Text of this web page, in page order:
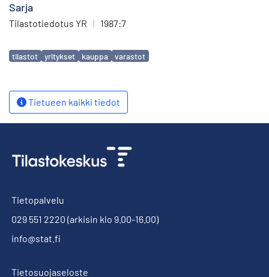
Sarja
Tilastotiedotus YR | 1987:7
Avainsanat
tilastot yritykset kauppa varastot
Tietueen kaikki tiedot
Tietopalvelu
029 551 2220 (arkisin klo 9.00-16.00)
info@stat.fi
Tietosuojaseloste